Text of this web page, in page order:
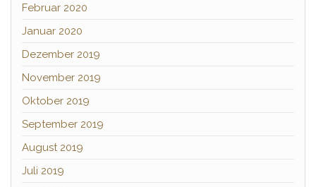
Februar 2020
Januar 2020
Dezember 2019
November 2019
Oktober 2019
September 2019
August 2019
Juli 2019